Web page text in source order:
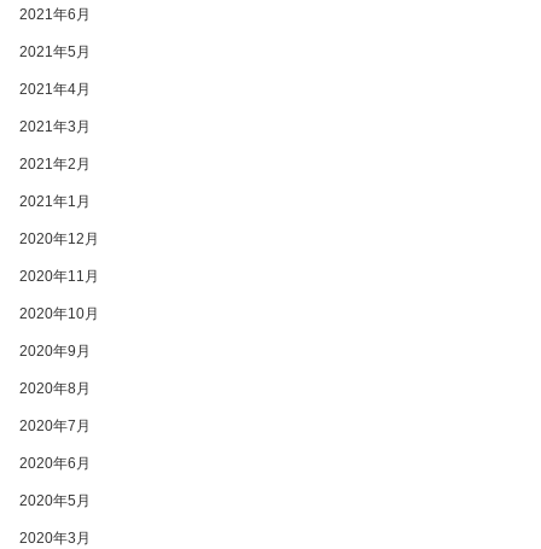
2021年6月
2021年5月
2021年4月
2021年3月
2021年2月
2021年1月
2020年12月
2020年11月
2020年10月
2020年9月
2020年8月
2020年7月
2020年6月
2020年5月
2020年3月